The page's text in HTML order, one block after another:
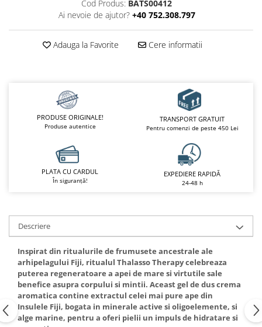
Cod Produs: BATS00412
Ai nevoie de ajutor? +40 752.308.797
Adauga la Favorite Cere informatii
PRODUSE ORIGINALE!
Produse autentice
TRANSPORT GRATUIT
Pentru comenzi de peste 450 Lei
PLATA CU CARDUL
În siguranță!
EXPEDIERE RAPIDĂ
24-48 h
Descriere
Inspirat din ritualurile de frumusete ancestrale ale
arhipelagului Fiji, ritualul Thalasso Therapy celebreaza
puterea regeneratoare a apei de mare si virtutile sale
benefice asupra corpului si mintii. Aceast gel de dus crema
aromatica contine extractul celei mai pure ape din
Insulele Fiji, bogata in minerale active si oligoelemente, si
alge marine, pentru a oferi pielii un impuls de hidratare si